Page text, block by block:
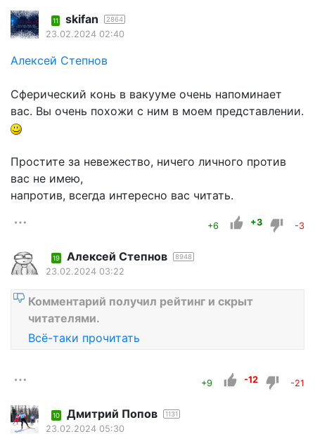
11 skifan 2864
23.02.2024 02:40
Алексей Степнов
Сферический конь в вакууме очень напоминает
вас. Вы очень похожи с ним в моем представлении.
Простите за невежество, ничего личного против
вас не имею,
напротив, всегда интересно вас читать.
+6 +3 -3
19 Алексей Степнов 8948
23.02.2024 03:22
Комментарий получил рейтинг и скрыт
читателями.
Всё-таки прочитать
+9 -12 -21
10 Дмитрий Попов 1131
23.02.2024 05:30